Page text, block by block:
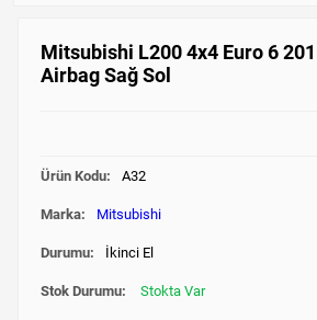
Mitsubishi L200 4x4 Euro 6
Airbag Sağ Sol
Ürün Kodu: A32
Marka: Mitsubishi
Durumu: İkinci El
Stok Durumu: Stokta Var